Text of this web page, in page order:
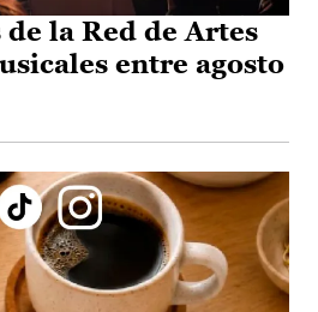
la Red de Artes
entre agosto